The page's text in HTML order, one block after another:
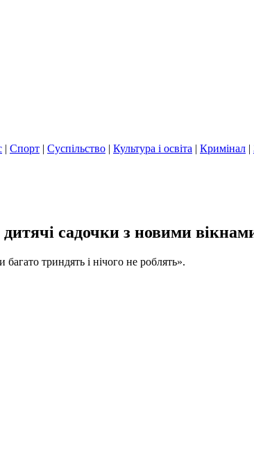
| Спорт | Суспільство | Культура і освіта | Кримінал |
садочки з новими
триндять і нічого не роблять».